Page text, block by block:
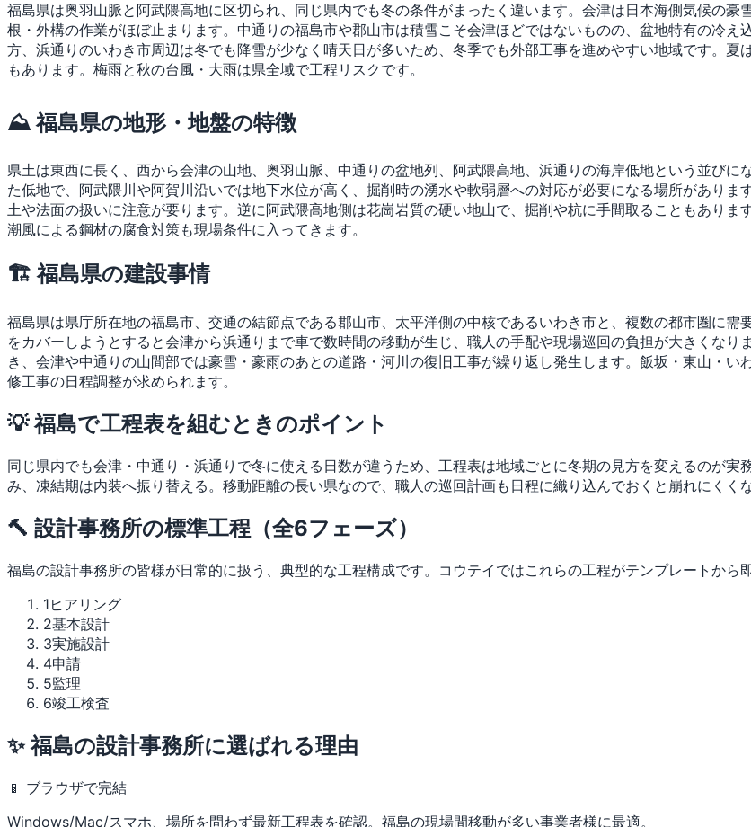
福島県は奥羽山脈と阿武隈高地に区切られ、同じ県内でも冬の条件がまったく違います。会津は日本海側気候の
根・外構の作業がほぼ止まります。中通りの福島市や郡山市は積雪こそ会津ほどではないものの、盆地特有の冷
方、浜通りのいわき市周辺は冬でも降雪が少なく晴天日が多いため、冬季でも外部工事を進めやすい地域です。
もあります。梅雨と秋の台風・大雨は県全域で工程リスクです。
⛰ 福島県の地形・地盤の特徴
県土は東西に長く、西から会津の山地、奥羽山脈、中通りの盆地列、阿武隈高地、浜通りの海岸低地という並び
た低地で、阿武隈川や阿賀川沿いでは地下水位が高く、掘削時の湧水や軟弱層への対応が必要になる場所があり
土や法面の扱いに注意が要ります。逆に阿武隈高地側は花崗岩質の硬い地山で、掘削や杭に手間取ることもありま
潮風による鋼材の腐食対策も現場条件に入ってきます。
🏗 福島県の建設事情
福島県は県庁所在地の福島市、交通の結節点である郡山市、太平洋側の中核であるいわき市と、複数の都市圏に
をカバーしようとすると会津から浜通りまで車で数時間の移動が生じ、職人の手配や現場巡回の負担が大きくな
き、会津や中通りの山間部では豪雪・豪雨のあとの道路・河川の復旧工事が繰り返し発生します。飯坂・東山・
修工事の日程調整が求められます。
💡 福島で工程表を組むときのポイント
同じ県内でも会津・中通り・浜通りで冬に使える日数が違うため、工程表は地域ごとに冬期の見方を変えるのが
み、凍結期は内装へ振り替える。移動距離の長い県なので、職人の巡回計画も日程に織り込んでおくと崩れにくくな
🔨 設計事務所の標準工程（全6フェーズ）
福島の設計事務所の皆様が日常的に扱う、典型的な工程構成です。コウテイではこれらの工程がテンプレートから
1 ヒアリング
2基本設計
3実施設計
4申請
5監理
6竣工検査
✨ 福島の設計事務所に選ばれる理由
📱 ブラウザで完結
Windows/Mac/スマホ、場所を問わず最新工程表を確認。福島の現場間移動が多い事業者様に最適。